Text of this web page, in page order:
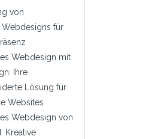
von
Webdesigns für
Webdesign mit
Ihre
Lösung für
Websites
Webdesign von
Kreative